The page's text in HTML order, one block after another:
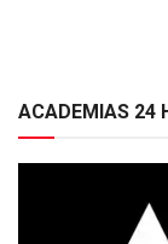
ACADEMIAS 24